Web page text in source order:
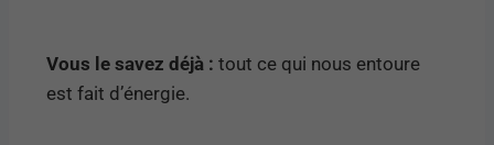
Vous le savez déjà : tout ce qui nous entoure
est fait d’énergie.